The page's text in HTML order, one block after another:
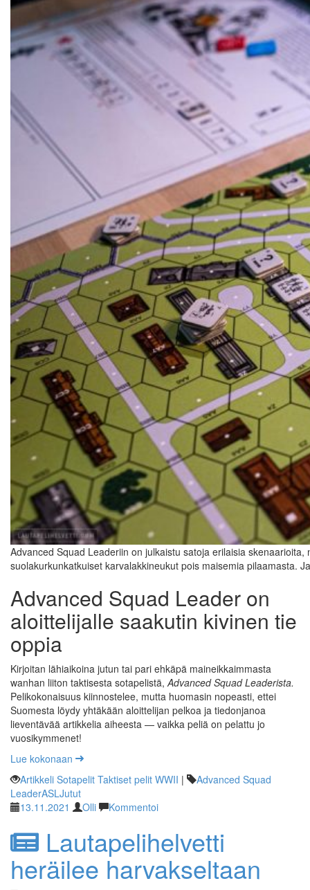
Advanced Squad Leaderiin on julkaistu satoja erilaisia
suolakurkunkatkuiset karvalakkineukut pois maisemia pilaamasta.
Advanced Squad Leader on
aloittelijalle saakutin kivinen tie
oppia
Kirjoitan lähiaikoina jutun tai pari ehkäpä maineikkaimmasta
wanhan liiton taktisesta sotapelistä, Advanced Squad Leaderista.
Pelikokonaisuus kiinnostelee, mutta huomasin nopeasti, ettei
Suomesta löydy yhtäkään aloittelijan pelkoa ja tiedonjanoa
lieventävää artikkelia aiheesta — vaikka peliä on pelattu jo
vuosikymmenet!
Lue kokonaan
Artikkeli Sotapelit Taktiset pelit WWII |
Advanced Squad
LeaderASLJutut
13.11.2021
Olli Kommentoi
Lautapelihelvetti
heräilee harvakseltaan